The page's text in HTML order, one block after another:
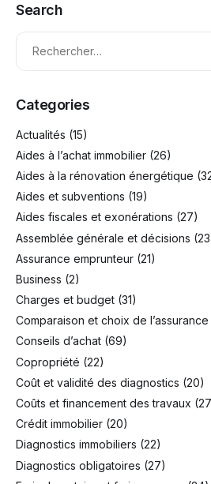
Search
Categories
Actualités (15)
Aides à l’achat immobilier (26)
Aides à la rénovation énergétique
Aides et subventions (19)
Aides fiscales et exonérations (27)
Assemblée générale et décisions
Assurance emprunteur (21)
Business (2)
Charges et budget (31)
Comparaison et choix de l’assurance
Conseils d’achat (69)
Copropriété (22)
Coût et validité des diagnostics (20)
Coûts et financement des travaux
Crédit immobilier (20)
Diagnostics immobiliers (22)
Diagnostics obligatoires (27)